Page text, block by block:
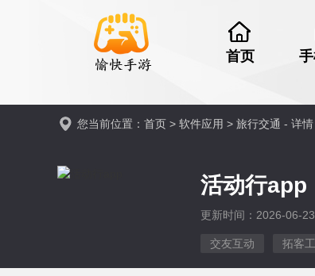
首页
您当前位置： 首页 > 软件应用 > 旅行交通 - 详情
活动行app
更新时间：2026-06-
交友互动 拓客